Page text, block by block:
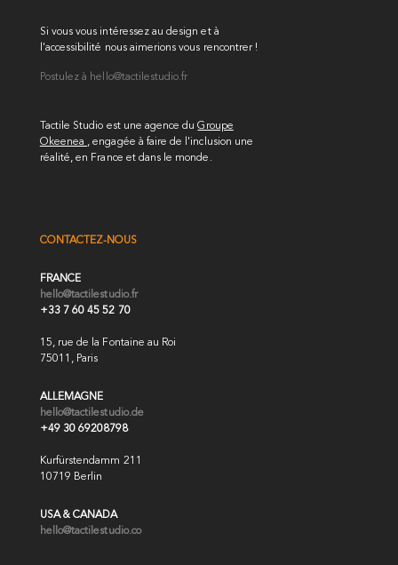
Si vous vous intéressez au design et à
l'accessibilité nous aimerions vous rencontrer !
Postulez à hello@tactilestudio.fr
Tactile Studio est une agence duGroupe
Okeenea , engagée à faire de l'inclusion une
réalité, en France et dans le monde.
CONTACTEZ-NOUS
FRANCE
hello@tactilestudio.fr
+33 7 60 45 52 70
15, rue de la Fontaine au Roi
75011, Paris
ALLEMAGNE
hello@tactilestudio.de
+49 30 69208798
Kurfürstendamm 211
10719 Berlin
USA & CANADA
hello@tactilestudio.co